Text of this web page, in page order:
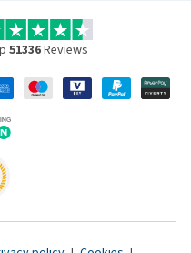
51336Reviews